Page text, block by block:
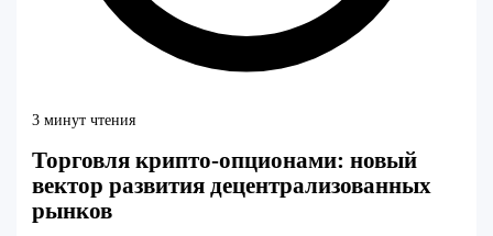
3 минут чтения
Торговля крипто-опционами: новый
вектор развития децентрализованных
рынков